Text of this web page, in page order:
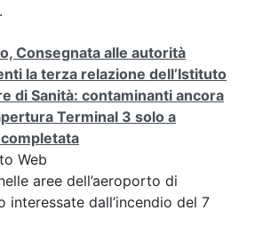
Consegnata alle autorità
la terza relazione dell’Istituto
di Sanità: contaminanti ancora
Terminal 3 solo a
Web
aree dell’aeroporto di
interessate dall’incendio del 7